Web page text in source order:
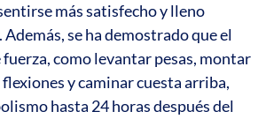
más satisfecho y lleno
Además, se ha demostrado que el
como levantar pesas, montar
y caminar cuesta arriba,
hasta 24 horas después del